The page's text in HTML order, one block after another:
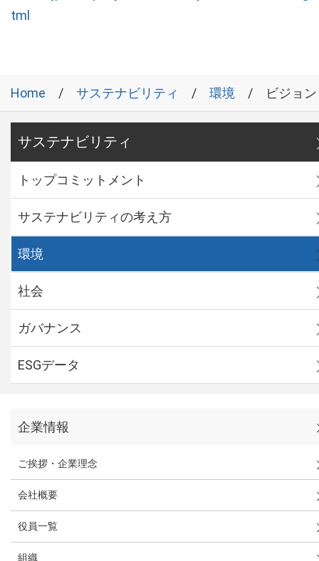
tml
Home サステナビリティ 環境 ビジョ
サステナビリティ
トップコミットメント
サステナビリティの考え方
環境
社会
ガバナンス
ESGデータ
企業情報
ご挨拶・企業理念
会社概要
役員一覧
組織